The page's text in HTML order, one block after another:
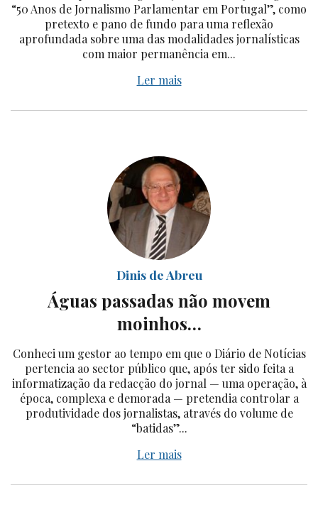
“50 Anos de Jornalismo Parlamentar em Portugal”, como
pretexto e pano de fundo para uma reflexão
aprofundada sobre uma das modalidades jornalísticas
com maior permanência em...
Ler mais
Dinis de Abreu
Águas passadas não movem
moinhos…
Conheci um gestor ao tempo em que o Diário de Notícias
pertencia ao sector público que, após ter sido feita a
informatização da redacção do jornal — uma operação, à
época, complexa e demorada — pretendia controlar a
produtividade dos jornalistas, através do volume de
“batidas”...
Ler mais